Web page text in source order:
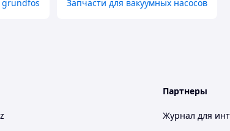
grundfos Запчасти для вакуумных насосов
Партнеры
Журнал для